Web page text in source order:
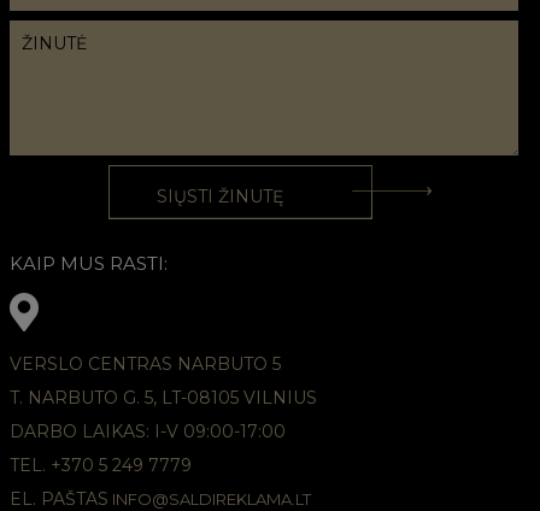
KAIP MUS RASTI:
VERSLO CENTRAS NARBUTO 5
T. NARBUTO G. 5, LT-08105 VILNIUS
DARBO LAIKAS: I-V 09:00-17:00
TEL. +370 5 249 7779
EL. PAŠTAS INFO@SALDIREKLAMA.LT